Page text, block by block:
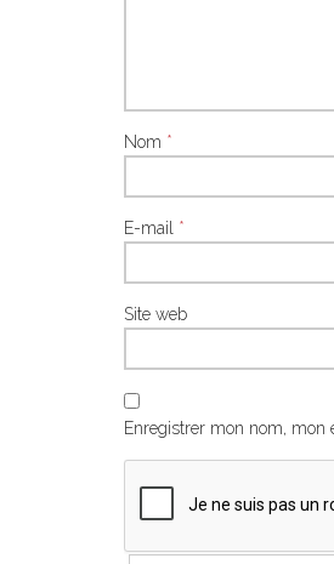
Nom *
E-mail *
Site web
Enregistrer mon nom, mon